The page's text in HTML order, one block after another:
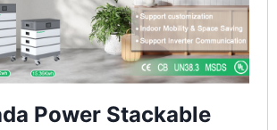
Power Stackable